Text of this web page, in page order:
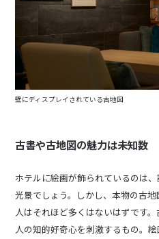
壁にディスプレイされている古地図
古書や古地図の魅力は未知数
ホテルに絵画が飾られているのは
光景でしょう。しかし、本物の古
人はそれほど多くはないはずです
人の知的好奇心を刺激するもの。